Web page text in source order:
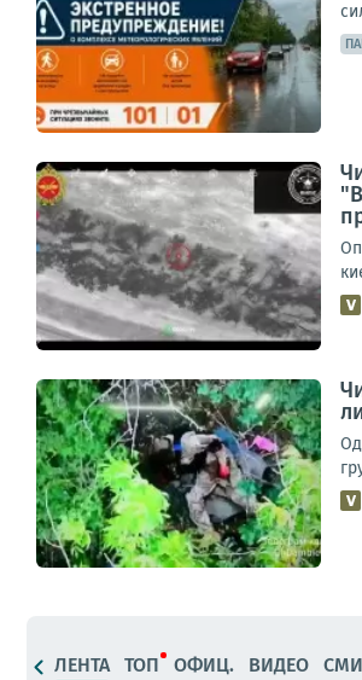
ЛЕНТА ТОП ОФИЦ. ВИДЕО СМИ